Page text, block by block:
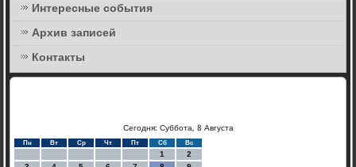
Интересные события
Архив записей
Контакты
Сегодня: Суббота, 8 Августа
Пн Вт Ср Чт Пт Сб Вс
1
2